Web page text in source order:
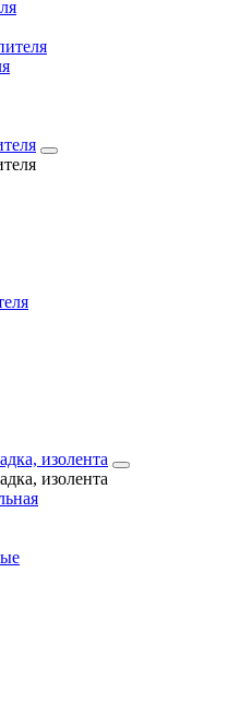
изолента
изолента